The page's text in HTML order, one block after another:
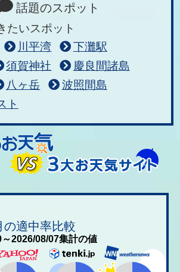
話題のスポット
たいスポット
川平湾
下灘駅
須賀神社
慶良間諸島
八ヶ岳
波照間島
ト
適中率比較
2026/08/07集計の値